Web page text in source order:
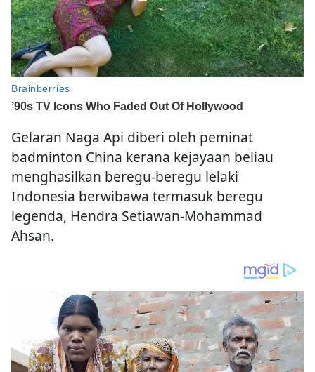
Gelaran Naga Api diberi oleh peminat
badminton China kerana kejayaan beliau
menghasilkan beregu-beregu lelaki
Indonesia berwibawa termasuk beregu
legenda, Hendra Setiawan-Mohammad
Ahsan.